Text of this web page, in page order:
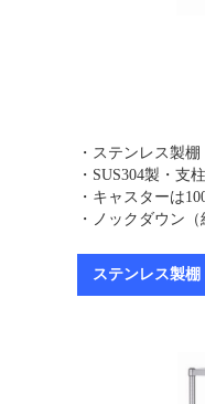
・ステンレス製
・SUS304製・
・キャスターは
・ノックダウ
ステンレス製